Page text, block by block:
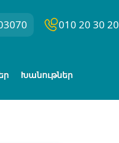
010 20 30 20
Խանութներ